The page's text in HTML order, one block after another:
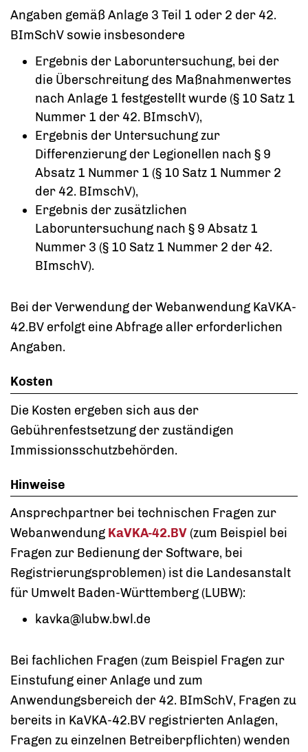
Angaben gemäß Anlage 3 Teil 1 oder 2 der 42.
BImSchV sowie insbesondere
Ergebnis der Laboruntersuchung, bei der
die Überschreitung des Maßnahmenwertes
nach Anlage 1 festgestellt wurde (§ 10 Satz 1
Nummer 1 der 42. BImschV),
Ergebnis der Untersuchung zur
Differenzierung der Legionellen nach § 9
Absatz 1 Nummer 1 (§ 10 Satz 1 Nummer 2
der 42. BImschV),
Ergebnis der zusätzlichen
Laboruntersuchung nach § 9 Absatz 1
Nummer 3 (§ 10 Satz 1 Nummer 2 der 42.
BImschV).
Bei der Verwendung derWebanwendung KaVKA-
42.BV erfolgt eine Abfrage aller erforderlichen
Angaben.
Kosten
Die Kosten ergeben sich aus der
Gebührenfestsetzung der zuständigen
Immissionsschutzbehörden.
Hinweise
Ansprechpartner bei technischen Fragen zur
Webanwendung KaVKA-42.BV (zum Beispiel bei
Fragen zur Bedienung der Software, bei
Registrierungsproblemen) ist die Landesanstalt
für Umwelt Baden-Württemberg (LUBW):
kavka@lubw.bwl.de
Bei fachlichen Fragen (zum Beispiel Fragen zur
Einstufung einer Anlage und zum
Anwendungsbereich der 42. BImSchV, Fragen zu
bereits in KaVKA-42.BV registrierten Anlagen,
Fragen zu einzelnen Betreiberpflichten) wenden